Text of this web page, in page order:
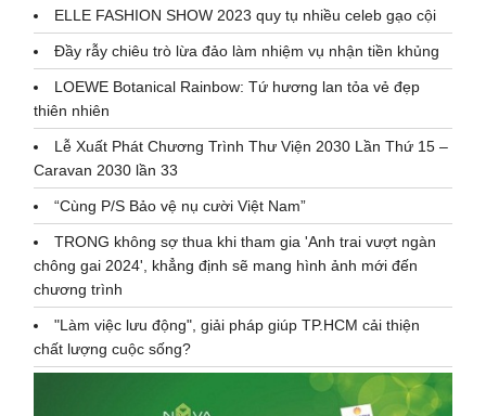
ELLE FASHION SHOW 2023 quy tụ nhiều celeb gạo cội
Đầy rẫy chiêu trò lừa đảo làm nhiệm vụ nhận tiền khủng
LOEWE Botanical Rainbow: Tứ hương lan tỏa vẻ đẹp
thiên nhiên
Lễ Xuất Phát Chương Trình Thư Viện 2030 Lần Thứ 15 –
Caravan 2030 lần 33
“Cùng P/S Bảo vệ nụ cười Việt Nam”
TRONG không sợ thua khi tham gia 'Anh trai vượt ngàn
chông gai 2024', khẳng định sẽ mang hình ảnh mới đến
chương trình
"Làm việc lưu động", giải pháp giúp TP.HCM cải thiện
chất lượng cuộc sống?